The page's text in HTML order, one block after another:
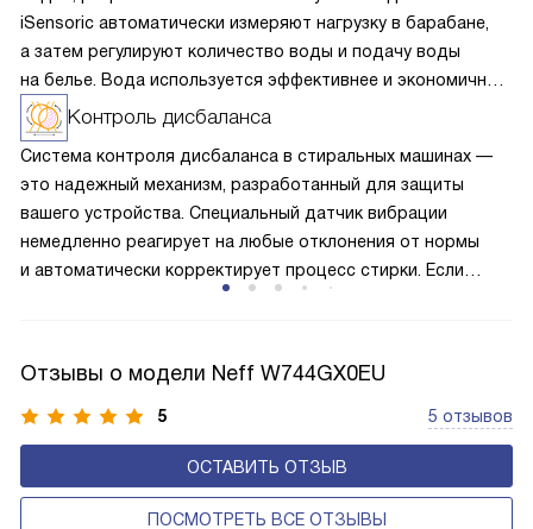
iSensoric автоматически измеряют нагрузку в барабане,
а затем регулируют количество воды и подачу воды
на белье. Вода используется эффективнее и экономичнее,
также обеспечивается максимальная защита ткани
за счет точной дозировки мыльного раствора.
Контроль дисбаланса
Система контроля дисбаланса в стиральных машинах —
это надежный механизм, разработанный для защиты
вашего устройства. Специальный датчик вибрации
немедленно реагирует на любые отклонения от нормы
и автоматически корректирует процесс стирки. Если
Это обеспечивает бережное обращение с вашей
одеждой, предотвращая преждевременный износ
и продлевая срок службы стиральной машины.
Отзывы о модели Neff W744GX0EU
5 5 отзывов
ОСТАВИТЬ ОТЗЫВ
ПОСМОТРЕТЬ ВСЕ ОТЗЫВЫ